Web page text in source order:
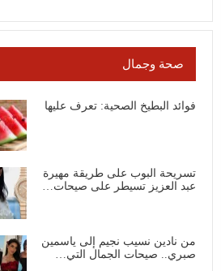
صحة وجمال
فوائد البطيخ الصحية: تعرف عليها
تسريحة البوب على طريقة مهيرة
عبد العزيز تسيطر على صيحات…
من نادين نسيب نجيم إلى ياسمين
صبري.. صيحات الجمال التي…